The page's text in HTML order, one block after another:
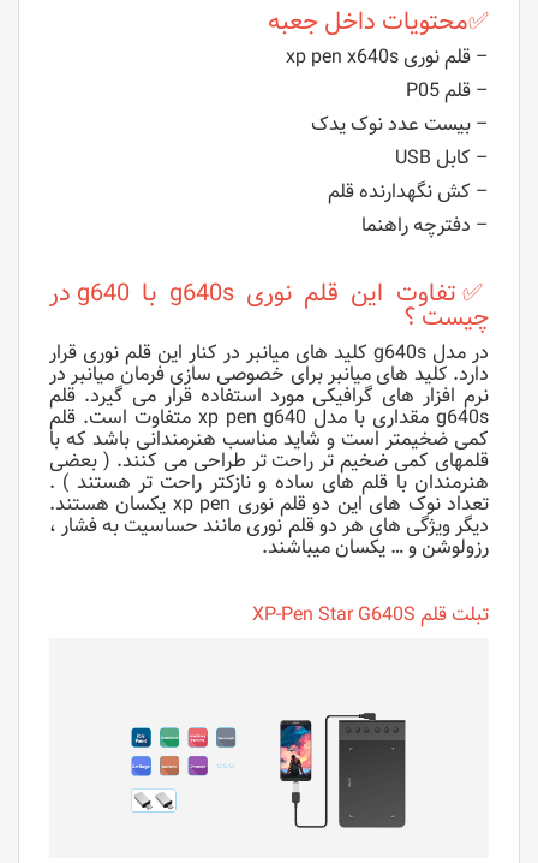
✅محتویات داخل جعبه
– قلم نوری xp pen x640s
– قلم P05
– بیست عدد نوک یدک
– کابل USB
– کش نگهدارنده قلم
– دفترچه راهنما
✅تفاوت این قلم نوری g640s با g640 در
چیست ؟
در مدل g640s کلید های میانبر در کنار این قلم نوری قرار
دارد. کلید های میانبر برای خصوصی سازی فرمان میانبر در
نرم افزار های گرافیکی مورد استفاده قرار می گیرد. قلم
g640s مقداری با مدل xp pen g640 متفاوت است. قلم
کمی ضخیمتر است و شاید مناسب هنرمندانی باشد که با
قلمهای کمی ضخیم تر راحت تر طراحی می کنند. ( بعضی
هنرمندان با قلم های ساده و نازکتر راحت تر هستند ) .
تعداد نوک های این دو قلم نوری xp pen یکسان هستند.
دیگر ویژگی های هر دو قلم نوری مانند حساسیت به فشار ،
رزولوشن و … یکسان میباشند.
تبلت قلم XP-Pen Star G640S